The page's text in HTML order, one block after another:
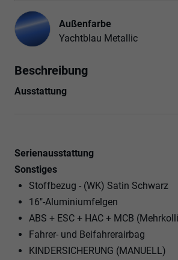
Außenfarbe
Yachtblau Metallic
Beschreibung
Ausstattung
Serienausstattung
Sonstiges
Stoffbezug - (WK) Satin Schwarz
16"-Aluminiumfelgen
ABS + ESC + HAC + MCB
Fahrer- und Beifahrerairbag
KINDERSICHERUNG (MANUELL)